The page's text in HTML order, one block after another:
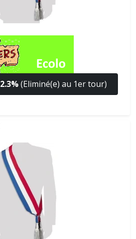
2.3%(Eliminé(e) au 1er tour)